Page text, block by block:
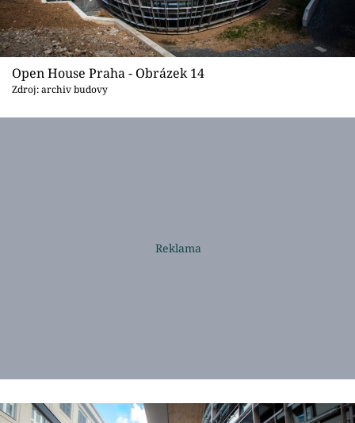
Open House Praha - Obrázek 14
Zdroj: archiv budovy